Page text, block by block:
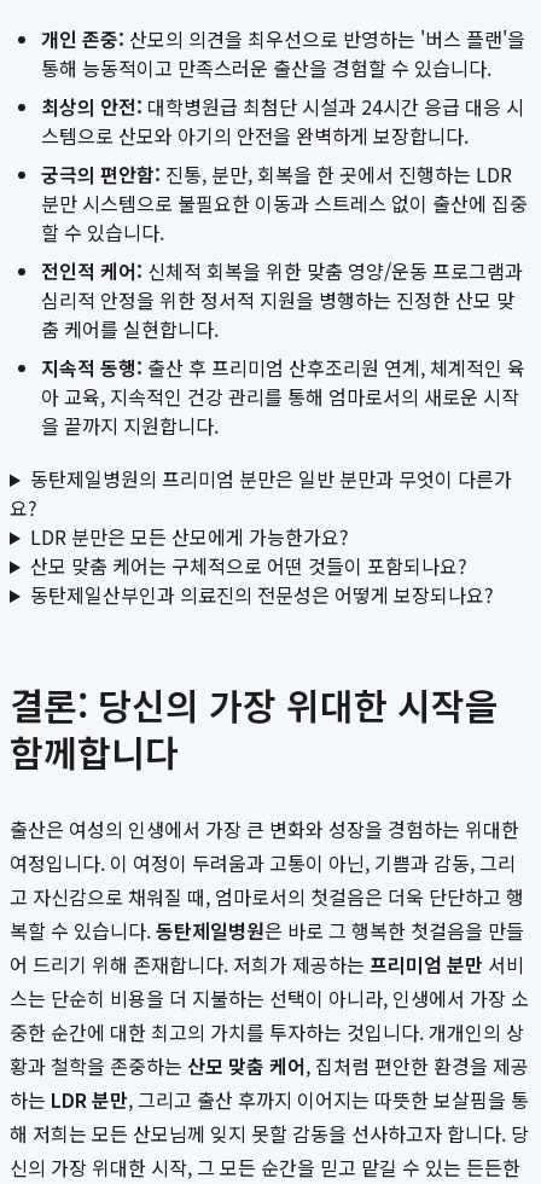
개인 존중: 산모의 의견을 최우선으로 반영하는 '버스 플랜'을
통해 능동적이고 만족스러운 출산을 경험할 수 있습니다.
최상의 안전: 대학병원급 최첨단 시설과 24시간 응급 대응 시
스템으로 산모와 아기의 안전을 완벽하게 보장합니다.
궁극의 편안함: 진통, 분만, 회복을 한 곳에서 진행하는 LDR
분만 시스템으로 불필요한 이동과 스트레스 없이 출산에 집중
할 수 있습니다.
전인적 케어: 신체적 회복을 위한 맞춤 영양/운동 프로그램과
심리적 안정을 위한 정서적 지원을 병행하는 진정한 산모 맞
춤 케어를 실현합니다.
지속적 동행: 출산 후 프리미엄 산후조리원 연계, 체계적인 육
아 교육, 지속적인 건강 관리를 통해 엄마로서의 새로운 시작
을 끝까지 지원합니다.
동탄제일병원의 프리미엄 분만은 일반 분만과 무엇이 다른가
요?
LDR 분만은 모든 산모에게 가능한가요?
산모 맞춤 케어는 구체적으로 어떤 것들이 포함되나요?
동탄제일산부인과 의료진의 전문성은 어떻게 보장되나요?
결론: 당신의 가장 위대한 시작을
함께합니다
출산은 여성의 인생에서 가장 큰 변화와 성장을 경험하는 위대한
여정입니다. 이 여정이 두려움과 고통이 아닌, 기쁨과 감동, 그리
고 자신감으로 채워질 때, 엄마로서의 첫걸음은 더욱 단단하고 행
복할 수 있습니다.동탄제일병원은 바로 그 행복한 첫걸음을 만들
어 드리기 위해 존재합니다. 저희가 제공하는 프리미엄 분만 서비
스는 단순히 비용을 더 지불하는 선택이 아니라, 인생에서 가장 소
중한 순간에 대한 최고의 가치를 투자하는 것입니다. 개개인의 상
황과 철학을 존중하는 산모 맞춤 케어, 집처럼 편안한 환경을 제공
하는 LDR 분만, 그리고 출산 후까지 이어지는 따뜻한 보살핌을 통
해 저희는 모든 산모님께 잊지 못할 감동을 선사하고자 합니다. 당
신의 가장 위대한 시작, 그 모든 순간을 믿고 맡길 수 있는 든든한